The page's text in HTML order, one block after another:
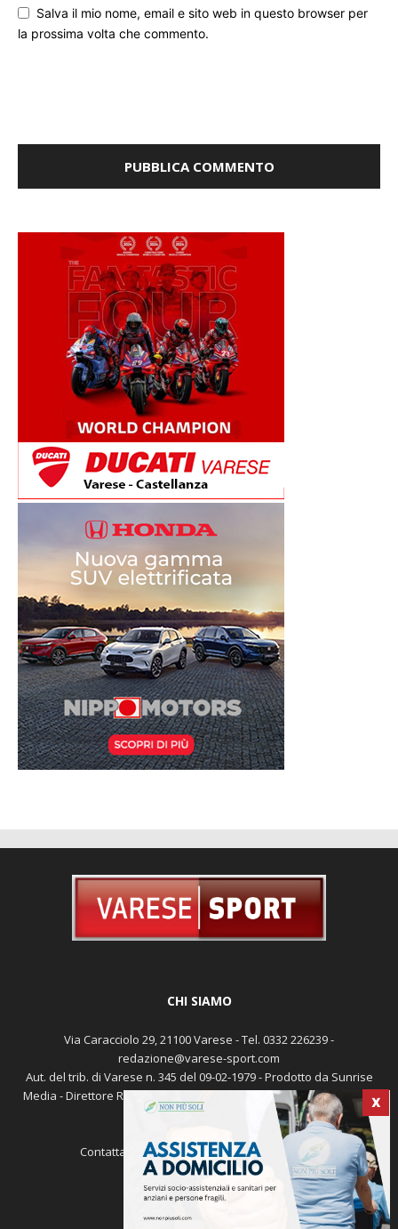
Salva il mio nome, email e sito web in questo browser per
la prossima volta che commento.
X
CHI SIAMO
Via Caracciolo 29, 21100 Varese - Tel. 0332 226239 -
redazione@varese-sport.com
Aut. del trib. di Varese n. 345 del 09-02-1979 - Prodotto da Sunrise
Media - Direttore Responsabile: Michele Marocco -Cookie policy
Pubblicità
Contattaci: redazione@varese-sport.com
SEGUICI